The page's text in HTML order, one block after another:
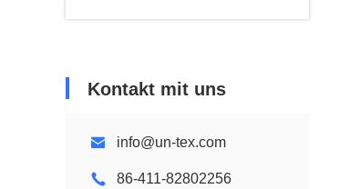
Kontakt mit uns
info@un-tex.com
86-411-82802256